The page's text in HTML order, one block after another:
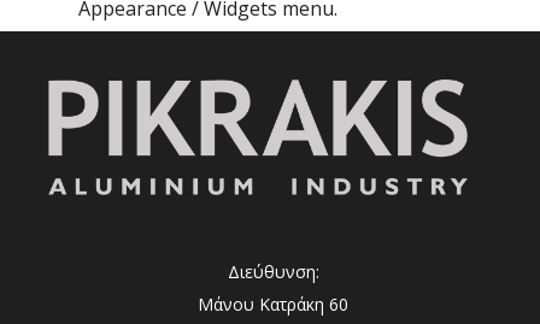
Appearance / Widgets menu.
Διεύθυνση:
Μάνου Κατράκη 60